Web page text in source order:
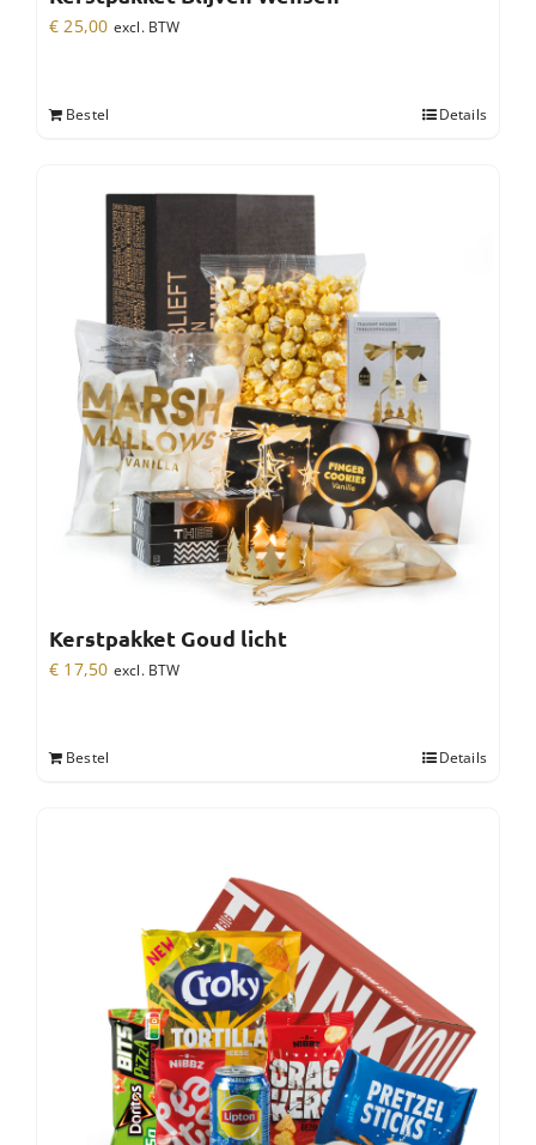
€ 25,00 excl. BTW
Bestel Details
Kerstpakket Goud licht
€ 17,50 excl. BTW
Bestel Details